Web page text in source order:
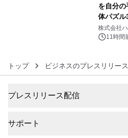
を自分
体パズル
ギミック
ルが8月7
株式会社
11時間
トップ ビジネスのプレスリリー
プレスリリース配信
サポート